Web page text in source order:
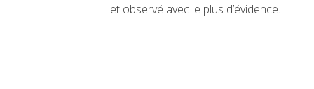
et observé avec le plus d’évidence.